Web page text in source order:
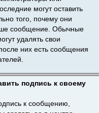
могут оставить
того, почему они
сообщение. Обычные
удалять свои
них есть сообщения
подпись к своему
к сообщению,